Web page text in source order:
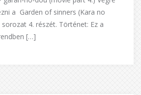
a Garden of sinners (Kara no
4. részét. Történet: Ez a
[…]